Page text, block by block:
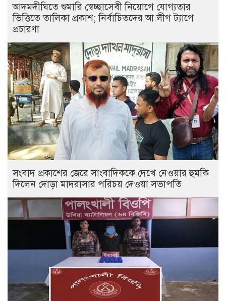
আদমদীঘিতে শুমারি স্বেচ্ছাসেবী নিয়োগে যোগ্যতার
ভিত্তিতে তালিকা প্রকাশ; নির্বাচিতদের আ.লীগ ট্যাগে
প্রচারণা
সংবাদ প্রকাশের জেরে সাংবাদিককে দেখে নেওয়ার হুমকি
দিলেন দোড়া মাদরাসার পরিচয় দেওয়া সভাপতি